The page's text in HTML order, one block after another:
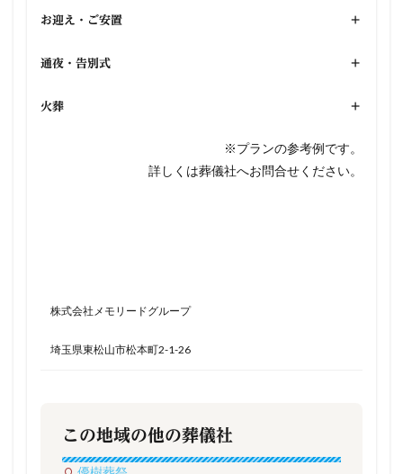
お迎え・ご安置 +
通夜・告別式 +
火葬 +
※プランの参考例です。
詳しくは葬儀社へお問合せください。
株式会社メモリードグループ
埼玉県東松山市松本町2-1-26
この地域の他の葬儀社